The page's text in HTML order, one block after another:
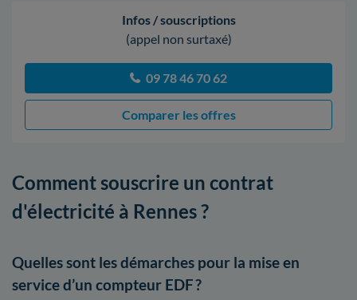
Infos / souscriptions
(appel non surtaxé)
09 78 46 70 62
Comparer les offres
Comment souscrire un contrat
d'électricité à Rennes ?
Quelles sont les démarches pour la mise en
service d’un compteur EDF ?